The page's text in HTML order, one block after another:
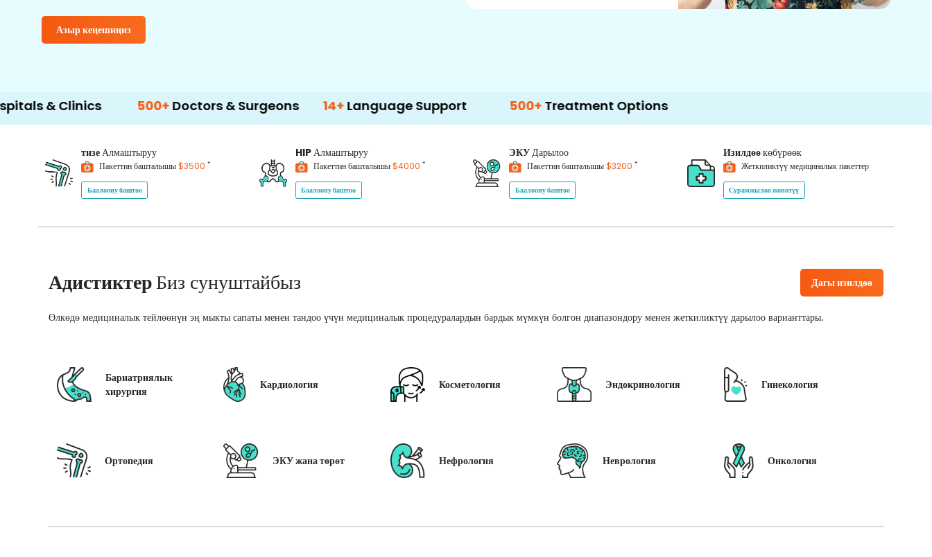
Азыр кеңешиңиз
500+ Doctors & Surgeons 14+Language Support 500+ Treatment Options
тизеАлмаштыруу
Пакеттин башталышы$3500 *
Баалоону баштоо
HIPАлмаштыруу
Пакеттин башталышы$4000 *
Баалоону баштоо
ЭКУДарылоо
Пакеттин башталышы$3200 *
Баалоону баштоо
Изилдөөкөбүрөөк
Жеткиликтүү медициналык пакеттер
Сурамжылоо жөнөтүү
АдистиктерБиз сунуштайбыз Дагы изилдөө
Өлкөдө медициналык тейлөөнүн эң мыкты сапаты менен тандоо үчүн медициналык процедуралардын бардык мүмкүн болгон диапазондору менен жеткиликтүү дарылоо варианттары.
Бариатриялык
хирургия
Кардиология Косметология Эндокринология Гинекология
Ортопедия ЭКУ жана төрөт Нефрология Неврология Онкология